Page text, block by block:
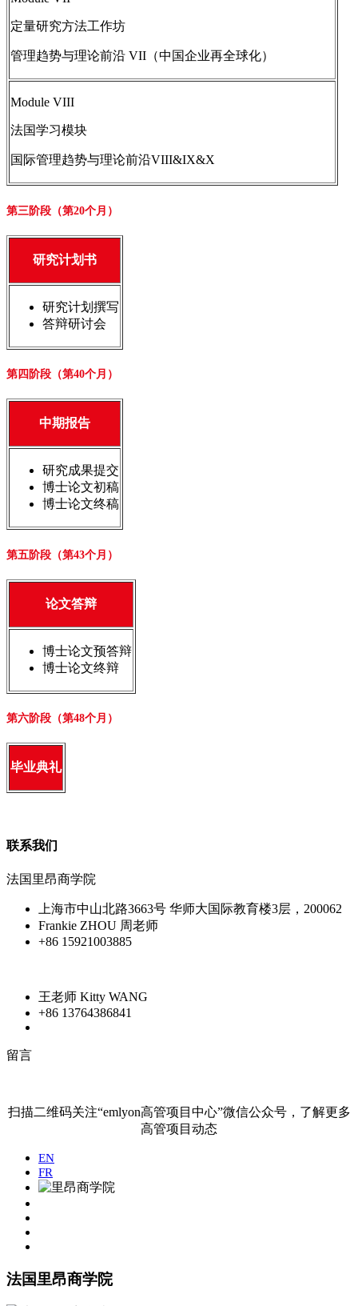
定量研究方法工作坊
管理趋势与理论前沿 VII（中国企业再全球化）
Module VIII
法国学习模块
国际管理趋势与理论前沿VIII&IX&X
第三阶段（第20个月）
研究计划书
研究计划撰写
答辩研讨会
第四阶段（第40个月）
中期报告
研究成果提交
博士论文初稿
博士论文终稿
第五阶段（第43个月）
论文答辩
博士论文预答辩
博士论文终辩
第六阶段（第48个月）
毕业典礼
联系我们
法国里昂商学院
上海市中山北路3663号 华师大国际教育楼3层，200062
Frankie ZHOU 周老师
+86 15921003885
王老师 Kitty WANG
+86 13764386841
留言
扫描二维码关注“emlyon高管项目中心”微信公众号，了解更多
高管项目动态
EN
FR
法国里昂商学院